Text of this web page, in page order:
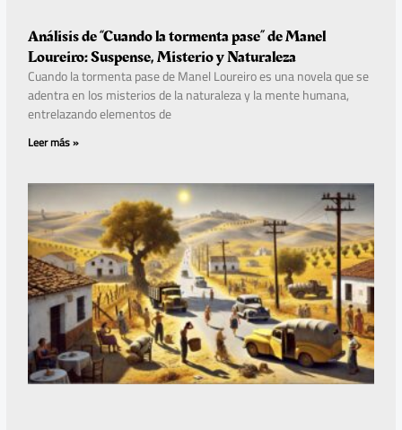
Análisis de “Cuando la tormenta pase” de Manel
Loureiro: Suspense, Misterio y Naturaleza
Cuando la tormenta pase de Manel Loureiro es una novela que se
adentra en los misterios de la naturaleza y la mente humana,
entrelazando elementos de
Leer más »